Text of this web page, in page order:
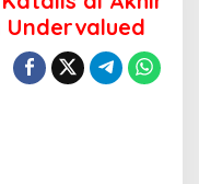
Undervalued